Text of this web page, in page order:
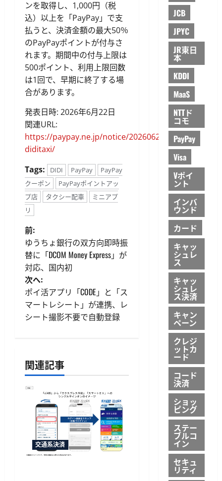
ンを取得し、1,000円（税
込）以上を「PayPay」で支
払うと、決済金額の最大50％
のPayPayポイントが付与さ
れます。期間中の付与上限は
500ポイント、利用上限回数
は1回で、早期に終了する場
合があります。
発表日時: 2026年6月22日
関連URL:
https://paypay.ne.jp/notice/20260622/c-
diditaxi/
Tags:
DIDI PayPay
PayPay
クーポン
PayPayポイントアッ
プ店
タクシー配車
ミニアプ
リ
投
稿
ナ
ビ
ゲ
シ
ョ
ン
前:
ゆうちょ銀行の双方向即時振
替に「DCOM Money Express」が
対応、国内初
次へ:
ポイ活アプリ「CODE」と「ス
マートレシート」が連携、レ
シート撮影不要で自動登録
関連記事
交通系決済
JCB
JPYC
JR東日
本
KDDI
MaaS
NTTド
コモ
PayPay
Visa
Vポイ
ント
インバ
ウンド
カード
キャッ
シュレ
ス
キャッ
シュレ
ス決済
キャン
ペーン
クレジ
ットカ
ード
コード
決済
ショッ
ピング
ステー
ブルコ
イン
セキュ
リティ